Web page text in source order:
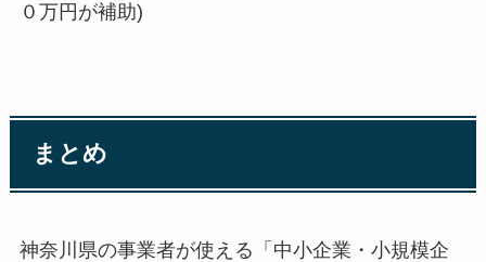
０万円が補助)
まとめ
神奈川県の事業者が使える「中小企業・小規模企